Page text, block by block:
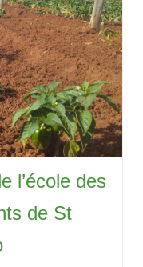
l’école des
de St